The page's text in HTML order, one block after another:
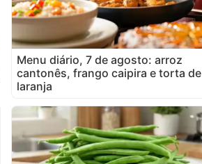
Menu diário, 7 de agosto: arroz
cantonês, frango caipira e torta de
laranja